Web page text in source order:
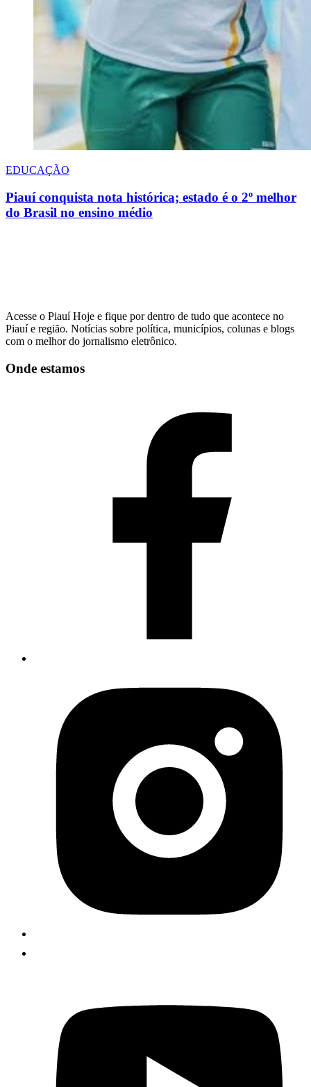
EDUCAÇÃO
Piauí conquista nota histórica; estado é o 2º melhor
do Brasil no ensino médio
Acesse o Piauí Hoje e fique por dentro de tudo que acontece no
Piauí e região. Notícias sobre política, municípios, colunas e blogs
com o melhor do jornalismo eletrônico.
Onde estamos